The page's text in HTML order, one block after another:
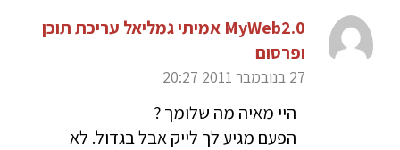
MyWeb2.0 אמיתי גמליאל עריכת תוכן
ופרסום
27 בנובמבר 2011 20:27
היי מאיה מה שלומך ?
הפעם מגיע לך לייק אבל בגדול. לא